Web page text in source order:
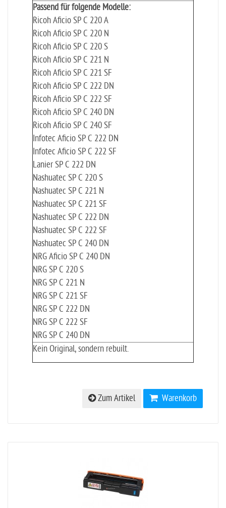
Passend für folgende Modelle:
Ricoh Aficio SP C 220 A
Ricoh Aficio SP C 220 N
Ricoh Aficio SP C 220 S
Ricoh Aficio SP C 221 N
Ricoh Aficio SP C 221 SF
Ricoh Aficio SP C 222 DN
Ricoh Aficio SP C 222 SF
Ricoh Aficio SP C 240 DN
Ricoh Aficio SP C 240 SF
Infotec Aficio SP C 222 DN
Infotec Aficio SP C 222 SF
Lanier SP C 222 DN
Nashuatec SP C 220 S
Nashuatec SP C 221 N
Nashuatec SP C 221 SF
Nashuatec SP C 222 DN
Nashuatec SP C 222 SF
Nashuatec SP C 240 DN
NRG Aficio SP C 240 DN
NRG SP C 220 S
NRG SP C 221 N
NRG SP C 221 SF
NRG SP C 222 DN
NRG SP C 222 SF
NRG SP C 240 DN
Kein Original, sondern rebuilt.
Warenkorb
Zum Artikel